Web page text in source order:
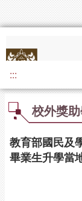
:::
校外獎
教育部國民及
畢業生升學當